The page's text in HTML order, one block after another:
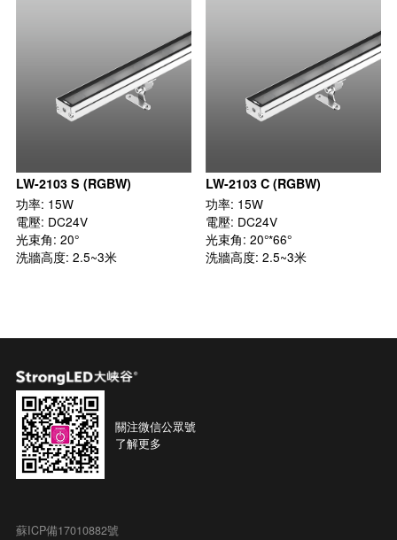
LW-2103 S (RGBW)
功率: 15W
電壓: DC24V
光束角: 20°
洗牆高度: 2.5~3米
LW-2103 C (RGBW)
功率: 15W
電壓: DC24V
光束角: 20°*66°
洗牆高度: 2.5~3米
關注微信公眾號
了解更多
蘇ICP備17010882號